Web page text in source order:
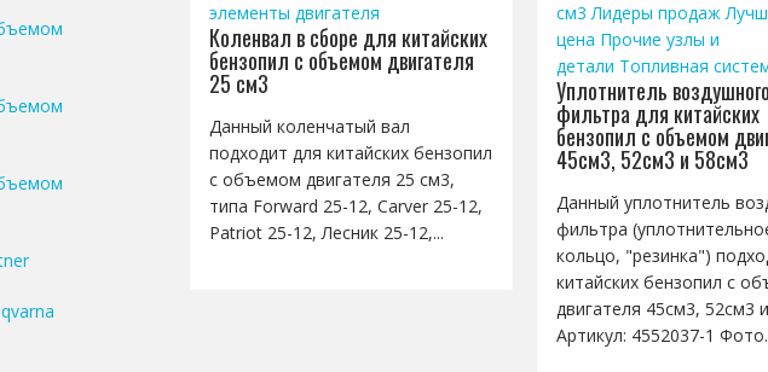
элементы двигателя
Коленвал в сборе для китайских
бензопил с объемом двигателя
25 см3
Данный коленчатый вал
подходит для китайских бензопил
с объемом двигателя 25 см3,
типа Forward 25-12, Carver 25-12,
Patriot 25-12, Лесник 25-12,...
см3 Лидеры продаж
цена Прочие узлы и
детали Топливная
Уплотнитель воздушного
фильтра для китайских
бензопил с объемом
45см3, 52см3 и 58см3
Данный уплотнитель
фильтра
кольцо, "резинка")
китайских бензопил с
двигателя 45см3, 52см3
Артикул: 4552037-1